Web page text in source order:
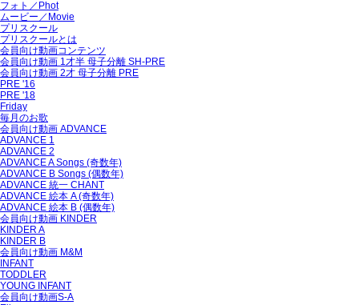
フォト／Phot
ムービー／Movie
プリスクール
プリスクールとは
会員向け動画コンテンツ
会員向け動画 1才半 母子分離 SH-PRE
会員向け動画 2才 母子分離 PRE
PRE '16
PRE '18
Friday
毎月のお歌
会員向け動画 ADVANCE
ADVANCE 1
ADVANCE 2
ADVANCE A Songs (奇数年)
ADVANCE B Songs (偶数年)
ADVANCE 統一 CHANT
ADVANCE 絵本 A (奇数年)
ADVANCE 絵本 B (偶数年)
会員向け動画 KINDER
KINDER A
KINDER B
会員向け動画 M&M
INFANT
TODDLER
YOUNG INFANT
会員向け動画S-A